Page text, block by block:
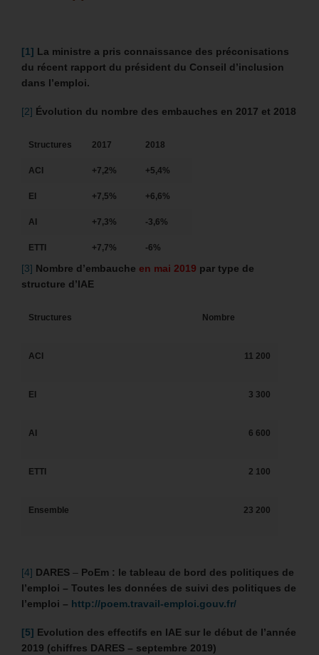
[1] La ministre a pris connaissance des préconisations
du récent rapport du président du Conseil d’inclusion
dans l’emploi.
[2] Évolution du nombre des embauches en 2017 et 2018
Structures 2017 2018
ACI +7,2% +5,4%
EI +7,5% +6,6%
AI +7,3% -3,6%
ETTI +7,7% -6%
[3] Nombre d’embauche en mai 2019 par type de
structure d’IAE
Structures Nombre
ACI 11 200
EI 3 300
AI 6 600
ETTI 2 100
Ensemble 23 200
[4] DARES – PoEm : le tableau de bord des politiques de
l’emploi – Toutes les données de suivi des politiques de
l’emploi – http://poem.travail-emploi.gouv.fr/
[5] Evolution des effectifs en IAE sur le début de l’année
2019 (chiffres DARES – septembre 2019)